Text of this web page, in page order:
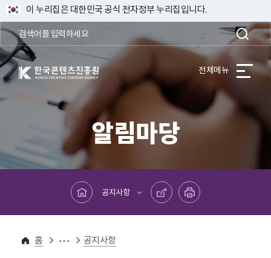
이 누리집은 대한민국 공식 전자정부 누리집입니다.
한국콘텐츠진흥원 KOREA CREATIVE CONTENT AGENCY 전체메뉴
알림마당
메인페이지로 바로가기
공지사항
공유하기 프린트하기
홈
알림마당 공지사항